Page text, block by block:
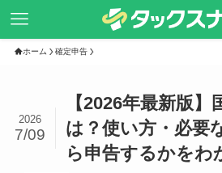
ホーム 確定申告
【2026年最新版】
は？使い方・必要
ら申告するかをわ
2026
7/09